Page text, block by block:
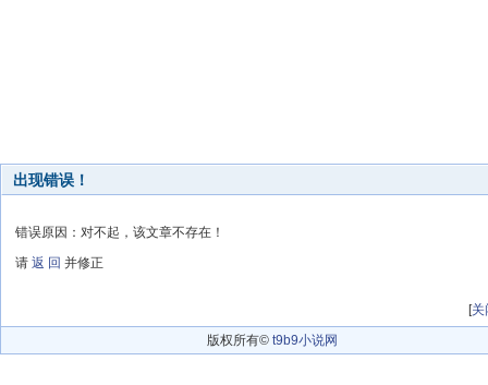
出现错误！
错误原因：对不起，该文章不存在！
请 返 回 并修正
[关
版权所有© t9b9小说网